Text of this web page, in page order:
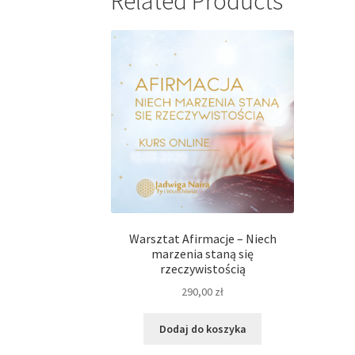
Warsztat Afirmacje – Niech
marzenia staną się
rzeczywistością
290,00 zł
Dodaj do koszyka